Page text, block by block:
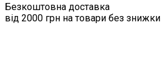
Безкоштовна доставка
від 2000 грн на товари без знижки